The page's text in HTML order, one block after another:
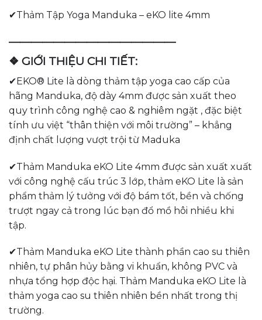
✔Thảm Tập Yoga Manduka – eKO lite 4mm
———————————————
❖ GIỚI THIỆU CHI TIẾT:
✔EKO® Lite là dòng thảm tập yoga cao cấp của
hãng Manduka, độ dày 4mm được sản xuất theo
quy trình công nghệ cao & nghiêm ngặt , đặc biệt
tính ưu việt “thân thiện với môi trường” – khẳng
định chất lượng vượt trội từ Maduka
✔Thảm Manduka eKO Lite 4mm được sản xuất xuất
với công nghệ cấu trúc 3 lớp, thảm eKO Lite là sản
phẩm thảm lý tưởng với độ bám tốt, bền và chống
trượt ngay cả trong lúc bạn đổ mồ hôi nhiều khi
tập.
✔Thảm Manduka eKO Lite thành phần cao su thiên
nhiên, tự phân hủy bằng vi khuẩn, không PVC và
nhựa tổng hợp độc hại. Thảm Manduka eKO Lite là
thảm yoga cao su thiên nhiên bền nhất trong thị
trường.